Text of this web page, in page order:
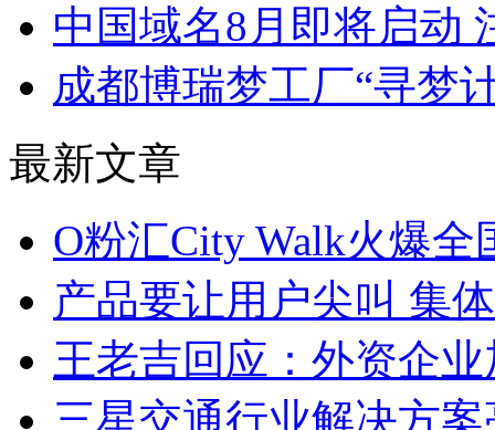
中国域名8月即将启动
成都博瑞梦工厂“寻梦
最新文章
O粉汇City Walk火爆全
产品要让用户尖叫 集
王老吉回应：外资企
三星交通行业解决方